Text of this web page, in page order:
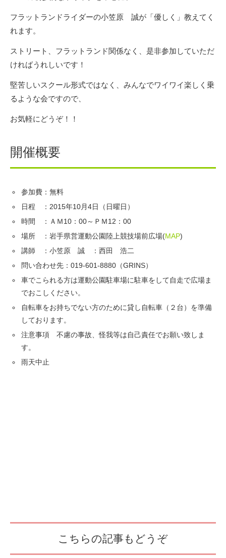
フラットランドライダーの小笠原 誠が「優しく」教えてく
れます。
ストリート、フラットランド関係なく、是非参加していただ
ければうれしいです！
堅苦しいスクール形式ではなく、みんなでワイワイ楽しく乗
るような会ですので、
お気軽にどうぞ！！
開催概要
参加費：無料
日程 ：2015年10月4日（日曜日）
時間 ：ＡＭ10：00～ＰＭ12：00
場所 ：岩手県営運動公園陸上競技場前広場(MAP)
講師 ：小笠原 誠 ：西田 浩二
問い合わせ先：019-601-8880（GRINS）
車でこられる方は運動公園駐車場に駐車をして自走で広場ま
でおこしください。
自転車をお持ちでない方のために貸し自転車（２台）を準備
しております。
注意事項 不慮の事故、怪我等は自己責任でお願い致しま
す。
雨天中止
こちらの記事もどうぞ